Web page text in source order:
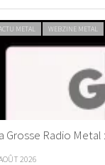
METAL WEBZINE METAL
Grosse Radio Metal
2026